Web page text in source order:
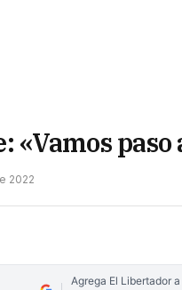
«Vamos paso
2022
Agrega El Libertador